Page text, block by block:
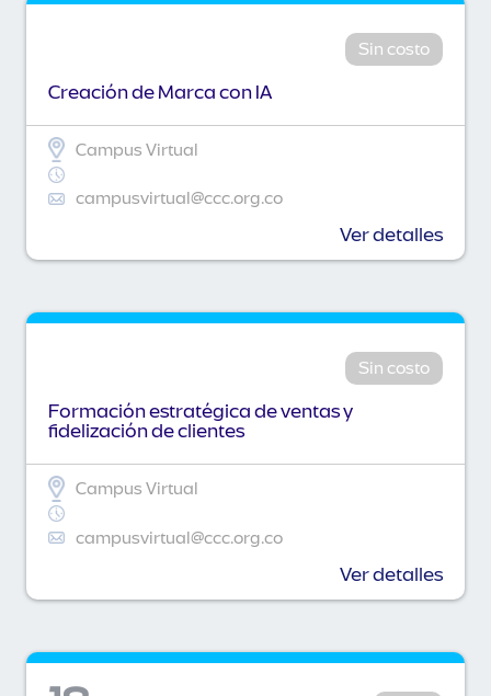
Sin costo
Creación de Marca con IA
Campus Virtual
campusvirtual@ccc.org.co
Ver detalles
Sin costo
Formación estratégica de ventas y
fidelización de clientes
Campus Virtual
campusvirtual@ccc.org.co
Ver detalles